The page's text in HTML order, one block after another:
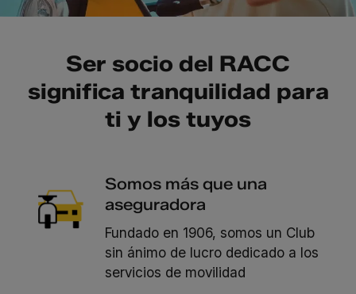
Ser socio del RACC
significa tranquilidad para
ti y los tuyos
Somos más que una
aseguradora
Fundado en 1906, somos un Club
sin ánimo de lucro dedicado a los
servicios de movilidad